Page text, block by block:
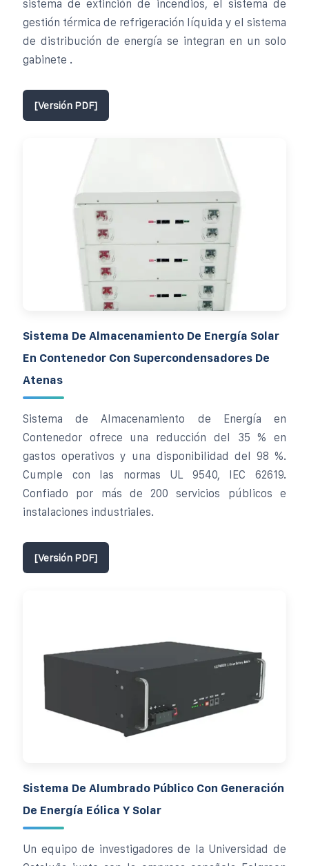
sistema de extinción de incendios, el sistema de
gestión térmica de refrigeración líquida y el sistema
de distribución de energía se integran en un solo
gabinete .
[Versión PDF]
Sistema De Almacenamiento De Energía Solar
En Contenedor Con Supercondensadores De
Atenas
Sistema de Almacenamiento de Energía en
Contenedor ofrece una reducción del 35 % en
gastos operativos y una disponibilidad del 98 %.
Cumple con las normas UL 9540, IEC 62619.
Confiado por más de 200 servicios públicos e
instalaciones industriales.
[Versión PDF]
Sistema De Alumbrado Público Con Generación
De Energía Eólica Y Solar
Un equipo de investigadores de la Universidad de